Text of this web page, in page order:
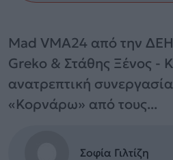
Mad VMA24 από την
Greko & Στάθης Ξένος -
ανατρεπτική
«Κορνάρω» από τoυς...
Σοφία Γιλτίζη